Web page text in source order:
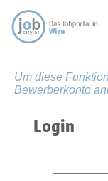
Um diese
Bewerberkonto
Login